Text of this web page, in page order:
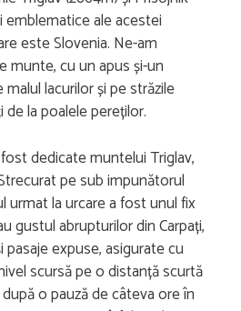
emblematice ale acestei
este Slovenia. Ne-am
munte, cu un apus și-un
lacurilor și pe străzile
la poalele pereților.
dedicate muntelui Triglav,
pe sub impunătorul
urmat la urcare a fost unul fix
gustul abrupturilor din Carpați,
expuse, asigurate cu
scursă pe o distanță scurtă
o pauză de câteva ore în